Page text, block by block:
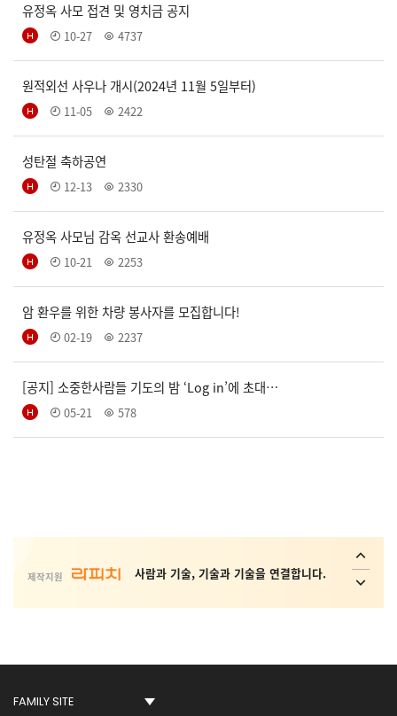
유정옥 사모 접견 및 영치금 공지
10-27 4737
원적외선 사우나 개시(2024년 11월 5일부터)
11-05 2422
성탄절 축하공연
12-13 2330
유정옥 사모님 감옥 선교사 환송예배
10-21 2253
암 환우를 위한 차량 봉사자를 모집합니다!
02-19 2237
[공지] 소중한사람들 기도의 밤 ‘Log in’에 초대…
05-21 578
제작지원 사람과 기술, 기술과 기술을 연결합니다.
AI 가상 비서, AI 상담사, AI 콜봇서비스,